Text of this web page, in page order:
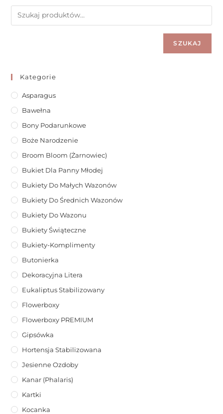
SZUKAJ
Kategorie
Asparagus
Bawełna
Bony Podarunkowe
Boże Narodzenie
Broom Bloom (żarnowiec)
Bukiet Dla Panny Młodej
Bukiety Do Małych Wazonów
Bukiety Do Średnich Wazonów
Bukiety Do Wazonu
Bukiety Świąteczne
Bukiety-Komplimenty
Butonierka
Dekoracyjna Litera
Eukaliptus Stabilizowany
Flowerboxy
Flowerboxy PREMIUM
Gipsówka
Hortensja Stabilizowana
Jesienne Ozdoby
Kanar (phalaris)
Kartki
Kocanka